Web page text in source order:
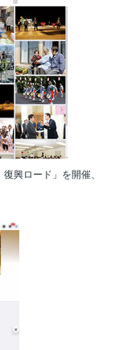
興ロード」を開催、